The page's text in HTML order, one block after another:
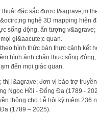
hình thức bán thực cảnh kết
hình ảnh chân thực sống động,
đến mọi giác quan.
thông cho Lễ hội kỷ niệm 236
(1789 – 2025).